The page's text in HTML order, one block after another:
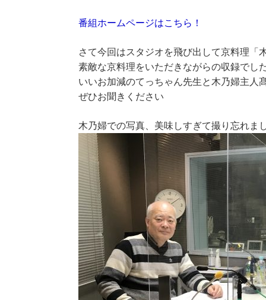
番組ホームページはこちら！
さて今回はスタジオを飛び出して京料理「
素敵な京料理をいただきながらの収録でし
いいお加減のてっちゃん先生と木乃婦主人
ぜひお聞きください
木乃婦での写真、美味しすぎて撮り忘れま